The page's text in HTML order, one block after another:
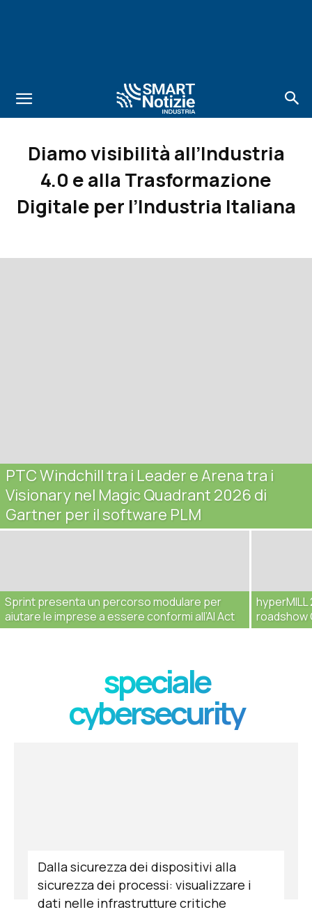
Diamo visibilità all’Industria
4.0 e alla Trasformazione
Digitale per l’Industria Italiana
PTC Windchill tra i Leader e Arena tra i
Visionary nel Magic Quadrant 2026 di
Gartner per il software PLM
Sprint presenta un percorso modulare per
aiutare le imprese a essere conformi all’AI Act
roadshow
speciale
cybersecurity
Dalla sicurezza dei dispositivi alla
sicurezza dei processi: visualizzare i
dati nelle infrastrutture critiche